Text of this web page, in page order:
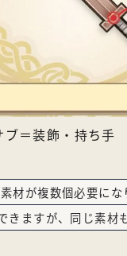
＝装飾・持ち手
材が複数個必要にな
きますが、同じ素材